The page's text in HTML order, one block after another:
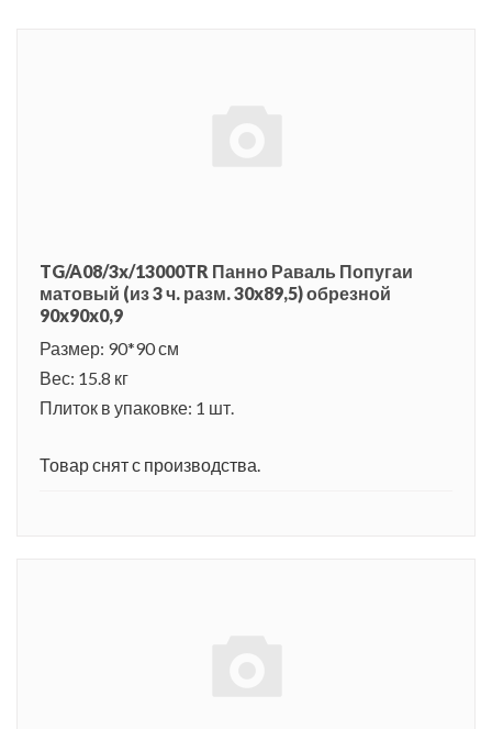
TG/A08/3x/13000TR Панно Раваль Попугаи
матовый (из 3 ч. разм. 30x89,5) обрезной
90x90x0,9
Размер: 90*90 см
Вес: 15.8 кг
Плиток в упаковке: 1 шт.
Товар снят с производства.